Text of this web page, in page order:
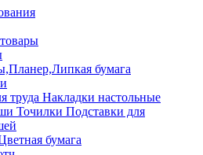
бумага
труда Накладки настольные
Точилки Подставки для
бумага